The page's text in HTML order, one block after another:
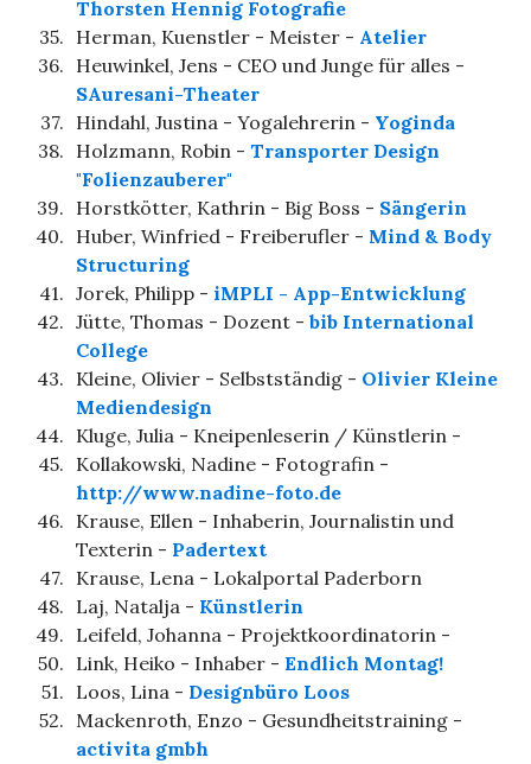
Thorsten Hennig Fotografie
35. Herman, Kuenstler - Meister - Atelier
36. Heuwinkel, Jens - CEO und Junge für alles -
SAuresani-Theater
37. Hindahl, Justina - Yogalehrerin - Yoginda
38. Holzmann, Robin - Transporter Design
"Folienzauberer"
39. Horstkötter, Kathrin - Big Boss - Sängerin
40. Huber, Winfried - Freiberufler - Mind & Body
Structuring
41. Jorek, Philipp - iMPLI - App-Entwicklung
42. Jütte, Thomas - Dozent - bib International
College
43. Kleine, Olivier - Selbstständig - Olivier Kleine
Mediendesign
44. Kluge, Julia - Kneipenleserin / Künstlerin -
45. Kollakowski, Nadine - Fotografin -
http://www.nadine-foto.de
46. Krause, Ellen - Inhaberin, Journalistin und
Texterin - Padertext
47. Krause, Lena - Lokalportal Paderborn
48. Laj, Natalja - Künstlerin
49. Leifeld, Johanna - Projektkoordinatorin -
50. Link, Heiko - Inhaber - Endlich Montag!
51. Loos, Lina - Designbüro Loos
52. Mackenroth, Enzo - Gesundheitstraining -
activita gmbh